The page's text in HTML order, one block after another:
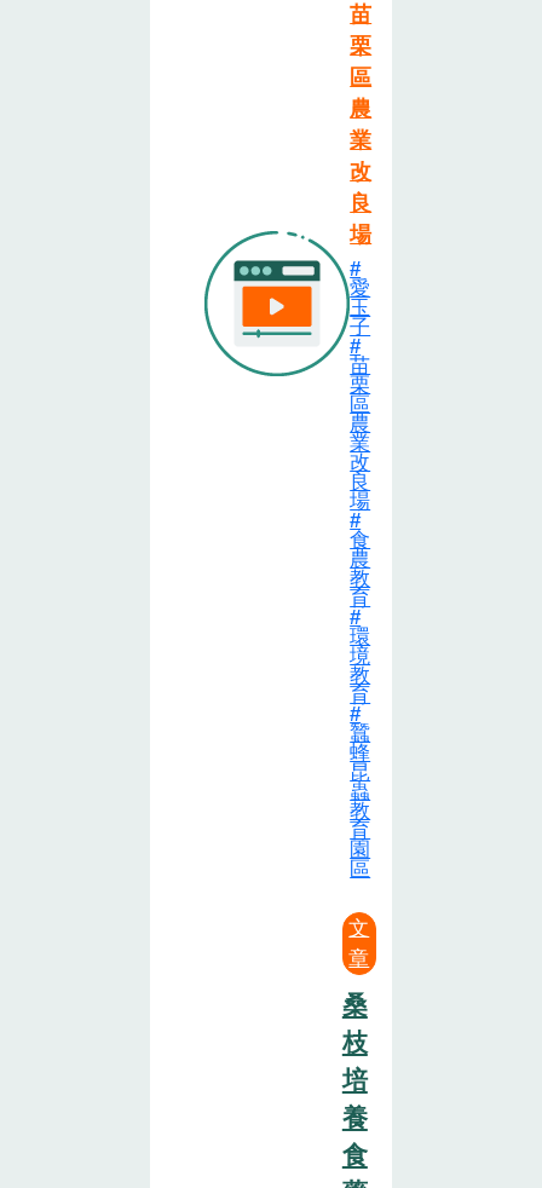
苗
栗
區
農
業
改
良
場
愛
玉
子
苗
栗
區
農
業
改
良
場
食
農
教
育
環
境
教
育
蠶
蜂
昆
蟲
教
育
園
區
文
章
桑
枝
培
養
食